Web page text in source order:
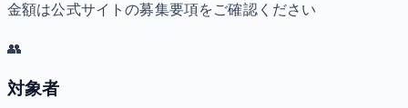
金額は公式サイトの募集要項をご確認ください
👥
対象者